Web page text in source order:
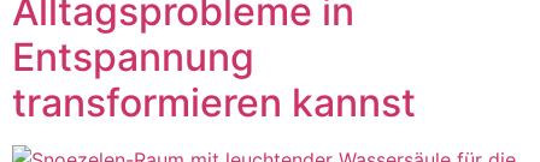
Alltagsprobleme in
Entspannung
transformieren kannst